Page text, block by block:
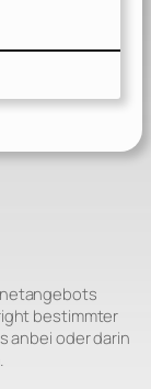
bestimmter
anbei oder darin